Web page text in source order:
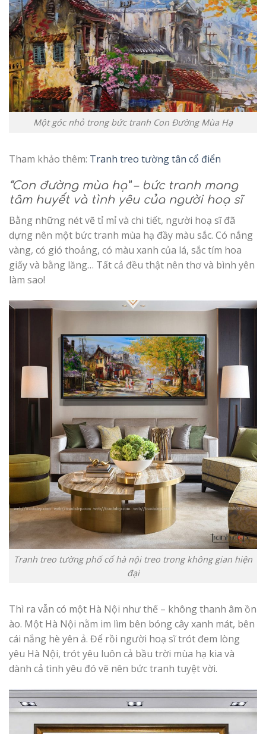
Một góc nhỏ trong bức tranh Con Đường Mùa Hạ
Tham khảo thêm: Tranh treo tường tân cổ điển
“Con đường mùa hạ” – bức tranh mang
tâm huyết và tình yêu của người hoạ sĩ
Bằng những nét vẽ tỉ mỉ và chi tiết, người hoạ sĩ đã
dựng nên một bức tranh mùa hạ đầy màu sắc. Có nắng
vàng, có gió thoảng, có màu xanh của lá, sắc tím hoa
giấy và bằng lăng… Tất cả đều thật nên thơ và bình yên
làm sao!
Tranh treo tường phố cổ hà nội treo trong không gian hiện
đại
Thì ra vẫn có một Hà Nội như thế – không thanh âm ồn
ào. Một Hà Nội nằm im lìm bên bóng cây xanh mát, bên
cái nắng hè yên ả. Để rồi người hoạ sĩ trót đem lòng
yêu Hà Nội, trót yêu luôn cả bầu trời mùa hạ kia và
dành cả tình yêu đó vẽ nên bức tranh tuyệt vời.